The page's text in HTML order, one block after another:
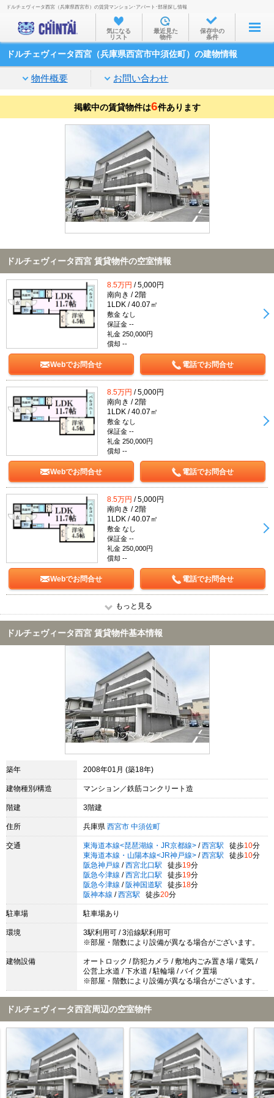
お部屋を探す
沿線・駅から
住所から
家賃相場から
通勤通学時間から
物件特集から
不動産会社から
TOP
ドルチェヴィータ西宮（兵庫県西宮市）の賃貸マンション･アパート･部屋探し情報
気になる
リスト
最近見た
物件
保存中の
条件
ドルチェヴィータ西宮（兵庫県西宮市中須佐町）の建物情報
物件概要 お問い合わせ
掲載中の賃貸物件は6件あります
ドルチェヴィータ西宮 賃貸物件の空室情報
8.5万円 / 5,000円
南向き / 2階
1LDK / 40.07㎡
敷金 なし
保証金 --
礼金 250,000円
償却 --
Webでお問合せ 電話でお問合せ
8.5万円 / 5,000円
南向き / 2階
1LDK / 40.07㎡
敷金 なし
保証金 --
礼金 250,000円
償却 --
Webでお問合せ 電話でお問合せ
8.5万円 / 5,000円
南向き / 2階
1LDK / 40.07㎡
敷金 なし
保証金 --
礼金 250,000円
償却 --
Webでお問合せ 電話でお問合せ
もっと見る
ドルチェヴィータ西宮 賃貸物件基本情報
築年 2008年01月 (築18年)
建物種別/構造 マンション／鉄筋コンクリート造
階建 3階建
住所 兵庫県 西宮市 中須佐町
交通 東海道本線<琵琶湖線・JR京都線> / 西宮駅 徒歩10分
東海道本線・山陽本線<JR神戸線> / 西宮駅 徒歩10分
阪急神戸線 / 西宮北口駅 徒歩19分
阪急今津線 / 西宮北口駅 徒歩19分
阪急今津線 / 阪神国道駅 徒歩18分
阪神本線 / 西宮駅 徒歩20分
駐車場 駐車場あり
環境
3駅利用可 / 3沿線駅利用可
※部屋・階数により設備が異なる場合がございます。
建物設備
オートロック / 防犯カメラ / 敷地内ごみ置き場 / 電気 /
公営上水道 / 下水道 / 駐輪場 / バイク置場
※部屋・階数により設備が異なる場合がございます。
ドルチェヴィータ西宮周辺の空室物件